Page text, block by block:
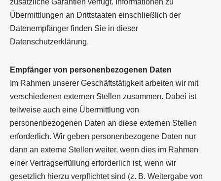
Übermittlungen an Drittstaaten einschließlich der
Datenempfänger finden Sie in dieser
Datenschutzerklärung.
Empfänger von personenbezogenen Daten
Im Rahmen unserer Geschäftstätigkeit arbeiten wir mit
verschiedenen externen Stellen zusammen. Dabei ist
teilweise auch eine Übermittlung von
personenbezogenen Daten an diese externen Stellen
erforderlich. Wir geben personenbezogene Daten nur
dann an externe Stellen weiter, wenn dies im Rahmen
einer Vertragserfüllung erforderlich ist, wenn wir
gesetzlich hierzu verpflichtet sind (z. B. Weitergabe von